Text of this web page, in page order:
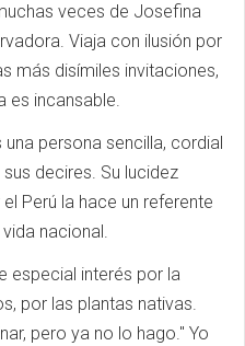
veces de Josefina
Viaja con ilusión por
más disímiles invitaciones,
es incansable.
persona sencilla, cordial
decires. Su lucidez
Perú la hace un referente
nacional.
especial interés por la
por las plantas nativas.
pero ya no lo hago." Yo